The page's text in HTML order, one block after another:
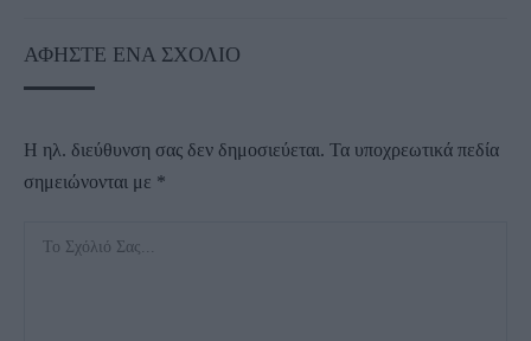
ΑΦΉΣΤΕ ΈΝΑ ΣΧΌΛΙΟ
Η ηλ. διεύθυνση σας δεν δημοσιεύεται. Τα υποχρεωτικά πεδία
σημειώνονται με *